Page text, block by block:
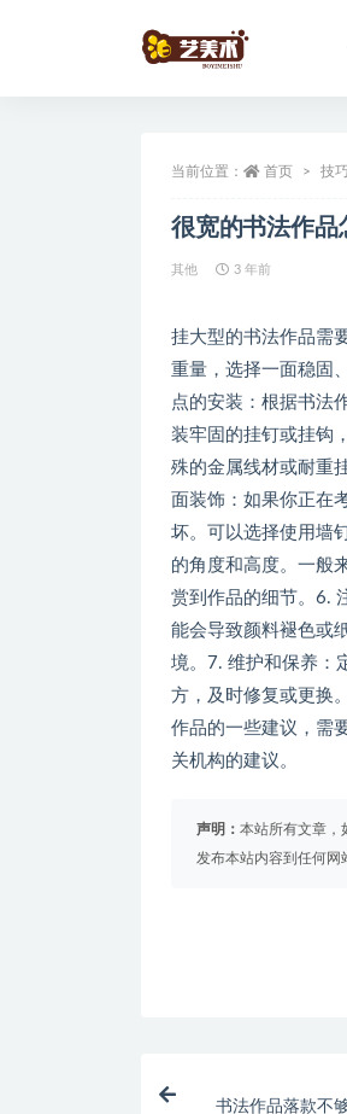
当前位置： 首页 技巧
很宽的书法作品
其他 3 年前
挂大型的书法作品需
重量，选择一面稳固
点的安装：根据书法
装牢固的挂钉或挂钩
殊的金属线材或耐重
面装饰：如果你正在
坏。可以选择使用墙
的角度和高度。一般
赏到作品的细节。6.
能会导致颜料褪色或
境。7. 维护和保养：
方，及时修复或更换
作品的一些建议，需
关机构的建议。
声明： 本站所有文章，
发布本站内容到任何网
书法作品落款不